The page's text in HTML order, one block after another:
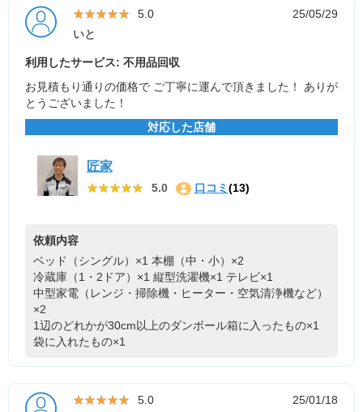
★★★★★
★★★★★ 5.0
25/05/29
いと
利用したサービス: 不用品回収
お見積もり通りの価格で ご丁寧に運んで頂きました！ ありが
とうございました！
対応した店舗
匠家
★★★★★
★★★★★ 5.0 口コミ (13)
依頼内容
ベッド（シングル）×1 本棚（中・小）×2
冷蔵庫（1・2ドア）×1 縦型洗濯機×1 テレビ×1
中型家電（レンジ・掃除機・ヒーター・空気清浄機など）
×2
1辺のどれかが30cm以上のダンボール箱に入ったもの×1
袋に入れたもの×1
★★★★★
★★★★★ 5.0
25/01/18